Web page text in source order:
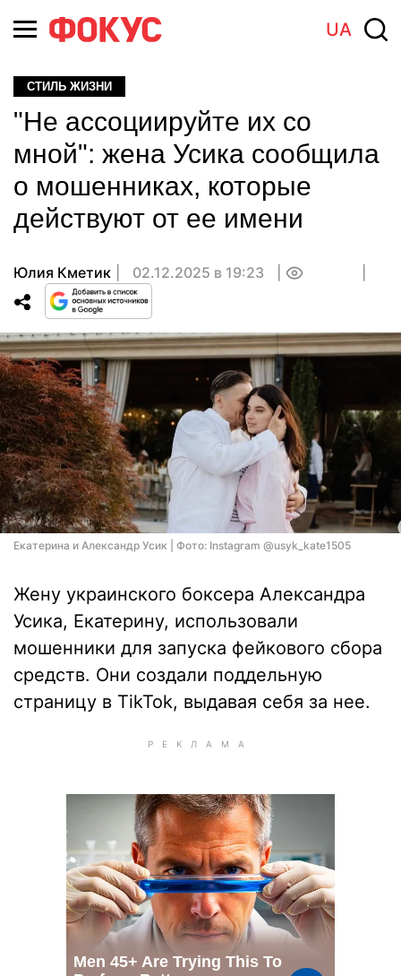
UA
СТИЛЬ ЖИЗНИ
"Не ассоциируйте их со
мной": жена Усика сообщила
о мошенниках, которые
действуют от ее имени
Юлия Кметик 02.12.2025 в 19:23
Екатерина и Александр Усик | Фото: Instagram @usyk_kate1505
Жену украинского боксера Александра
Усика, Екатерину, использовали
мошенники для запуска фейкового сбора
средств. Они создали поддельную
страницу в TikTok, выдавая себя за нее.